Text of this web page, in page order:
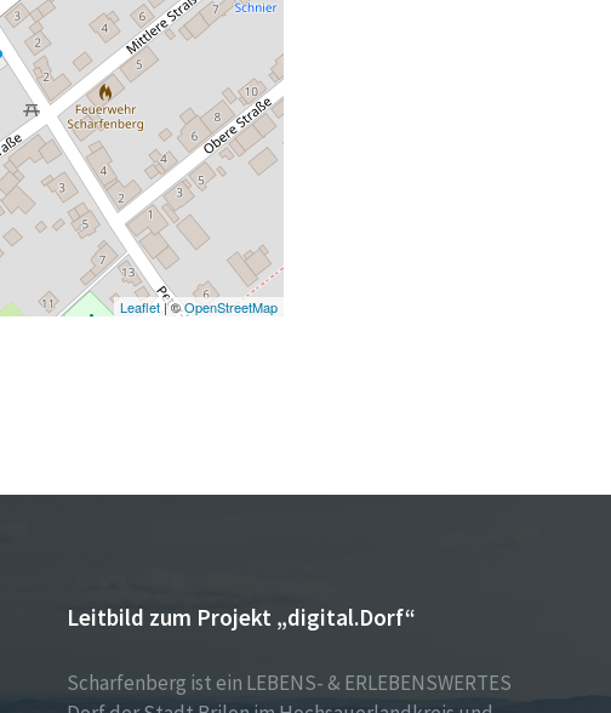
Leaflet| ©OpenStreetMap
Leitbild zum Projekt „digital.Dorf“
Scharfenberg ist ein LEBENS- & ERLEBENSWERTES